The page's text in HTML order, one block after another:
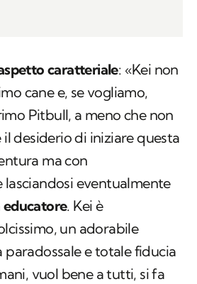
caratteriale: «Kei non
cane e, se vogliamo,
Pitbull, a meno che non
desiderio di iniziare questa
ma con
lasciandosi eventualmente
. Kei è
un adorabile
e totale fiducia
vuol bene a tutti, si fa